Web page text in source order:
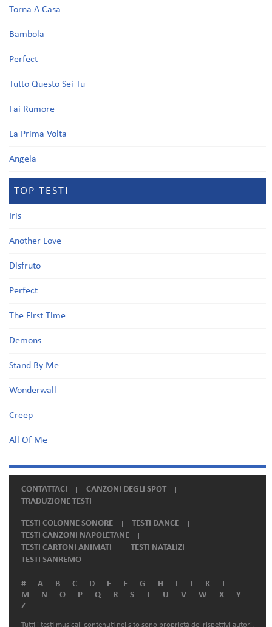
Torna A Casa
Bambola
Perfect
Tutto Questo Sei Tu
Fai Rumore
La Prima Volta
Angela
TOP TESTI
Iris
Another Love
Disfruto
Perfect
The First Time
Demons
Stand By Me
Wonderwall
Creep
All Of Me
CONTATTACI
CANZONI DEGLI SPOT
TRADUZIONE TESTI
TESTI COLONNE SONORE
TESTI DANCE
TESTI CANZONI NAPOLETANE
TESTI CARTONI ANIMATI
TESTI NATALIZI
TESTI SANREMO
# A B C D E F G H I J K
L
M
N O P Q R S T U V W X
Y
Z
Tutti i testi musicali contenuti nel sito sono proprietà dei rispettivi autori.